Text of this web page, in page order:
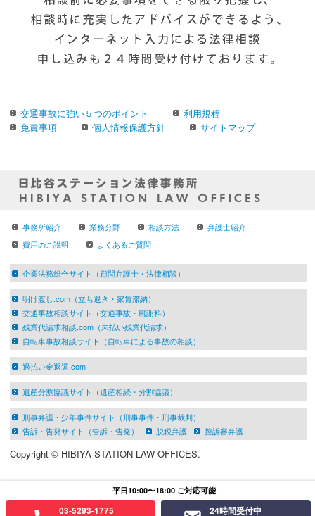
交通事故に強い５つのポイント
利用規程
免責事項
個人情報保護方針 サイトマップ
事務所紹介 業務分野 相談方法
弁護士紹介
費用のご説明
よくあるご質問
企業法務総合サイト（顧問弁護士・法律相談）
明け渡し.com（立ち退き・家賃滞納）
交通事故相談サイト（交通事故・慰謝料）
残業代請求相談.com（未払い残業代請求）
自転車事故相談サイト（自転車による事故の相談）
過払い金返還.com
遺産分割協議サイト（遺産相続・分割協議）
刑事弁護・少年事件サイト（刑事事件・刑事裁判）
告訴・告発サイト（告訴・告発）
脱税弁護 控訴審弁護
Copyright © HIBIYA STATION LAW OFFICES.
平日10:00〜18:00 ご対応可能
03-5293-1775 24時間受付中